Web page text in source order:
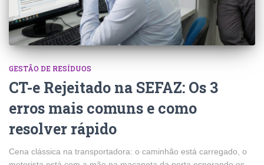
GESTÃO DE RESÍDUOS
CT-e Rejeitado na SEFAZ: Os 3
erros mais comuns e como
resolver rápido
Cena clássica na transportadora: o caminhão está carregado, o